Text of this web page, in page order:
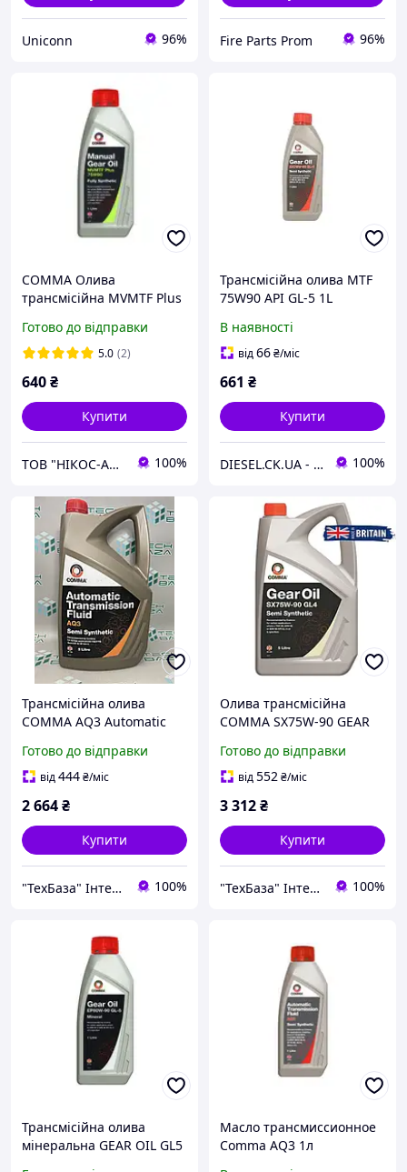
Uniconn 96% Fire Parts Prom 96%
COMMA Олива
трансмісійна MVMTF Plus
Готово до відправки
5.0 (2)
640₴
Купити
ТОВ "НІКОС-АВТО" 100%
Трансмісійна олива MTF
75W90 API GL-5 1L
В наявності
від66₴/міс
661 ₴
Купити
DIESEL.CK.UA - інтернет-магазин запчастин 100%
Трансмісійна олива
COMMA AQ3 Automatic
III 5 л.
Готово до відправки
від444₴/міс
2 664₴
Купити
"ТехБаза" Інтернет магазин 100%
Олива трансмісійна
COMMA SX75W-90 GEAR
Готово до відправки
від552₴/міс
3 312₴
Купити
"ТехБаза" Інтернет магазин 100%
Трансмісійна олива
мінеральна GEAR OIL GL5
Масло трансмиссионное
Comma AQ3 1л